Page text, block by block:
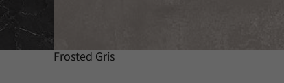
Frosted Gris